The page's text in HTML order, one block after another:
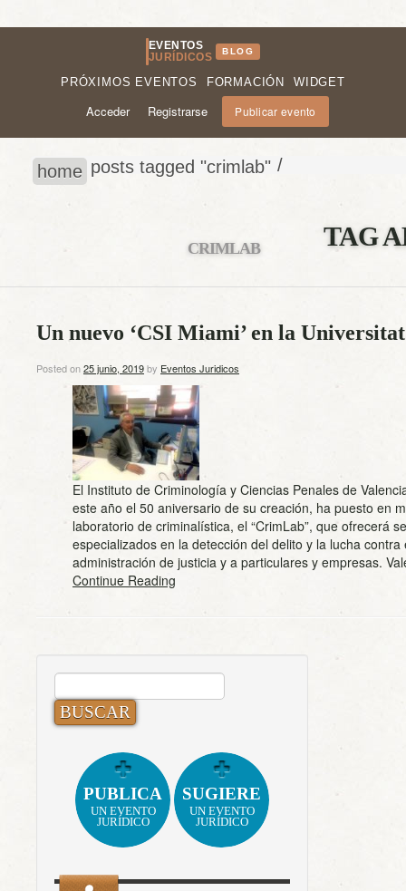
EVENTOS
JURÍDICOS
BLOG
PRÓXIMOS EVENTOS FORMACIÓN WIDGET
Acceder Registrarse Publicar evento
home /
posts tagged "crimlab"
TAG
CRIMLAB
Un nuevo ‘CSI Miami’ en la
Posted on25 junio, 2019by Eventos Juridicos
El Instituto de Criminología y Ciencias Penales de
este año el 50 aniversario de su creación, ha puesto en
laboratorio de criminalística, el “CrimLab”, que ofrecerá
especializados en la detección del delito y la lucha contra
administración de justicia y a particulares y empresas.
Continue Reading
BUSCAR:
PUBLICA
UN EVENTO
JURÍDICO
SUGIERE
UN EVENTO
JURÍDICO